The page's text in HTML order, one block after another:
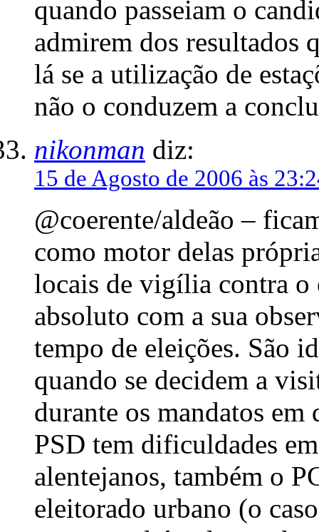
quando passeiam o
admirem dos resultados
lá se a utilização de
não o conduzem a
nikonman diz:
15 de Agosto de 2006 às
@coerente/aldeão –
como motor delas
locais de vigília contra o
absoluto com a sua
tempo de eleições. São
quando se decidem a
durante os mandatos
PSD tem dificuldades
alentejanos, também o
eleitorado urbano (o